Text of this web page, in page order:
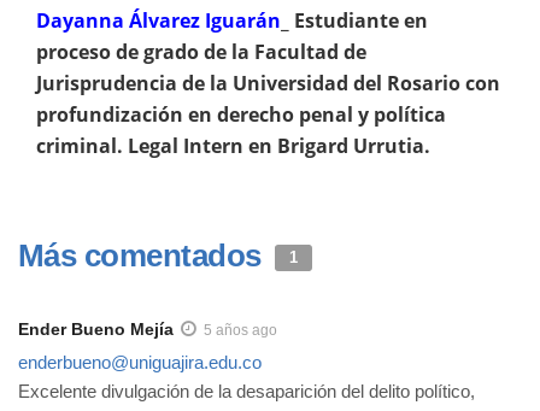
Dayanna Álvarez Iguarán _ Estudiante en
proceso de grado de la Facultad de
Jurisprudencia de la Universidad del Rosario con
profundización en derecho penal y política
criminal. Legal Intern en Brigard Urrutia.
Más comentados 1
Ender Bueno Mejía 5 años ago
enderbueno@uniguajira.edu.co
Excelente divulgación de la desaparición del delito político,